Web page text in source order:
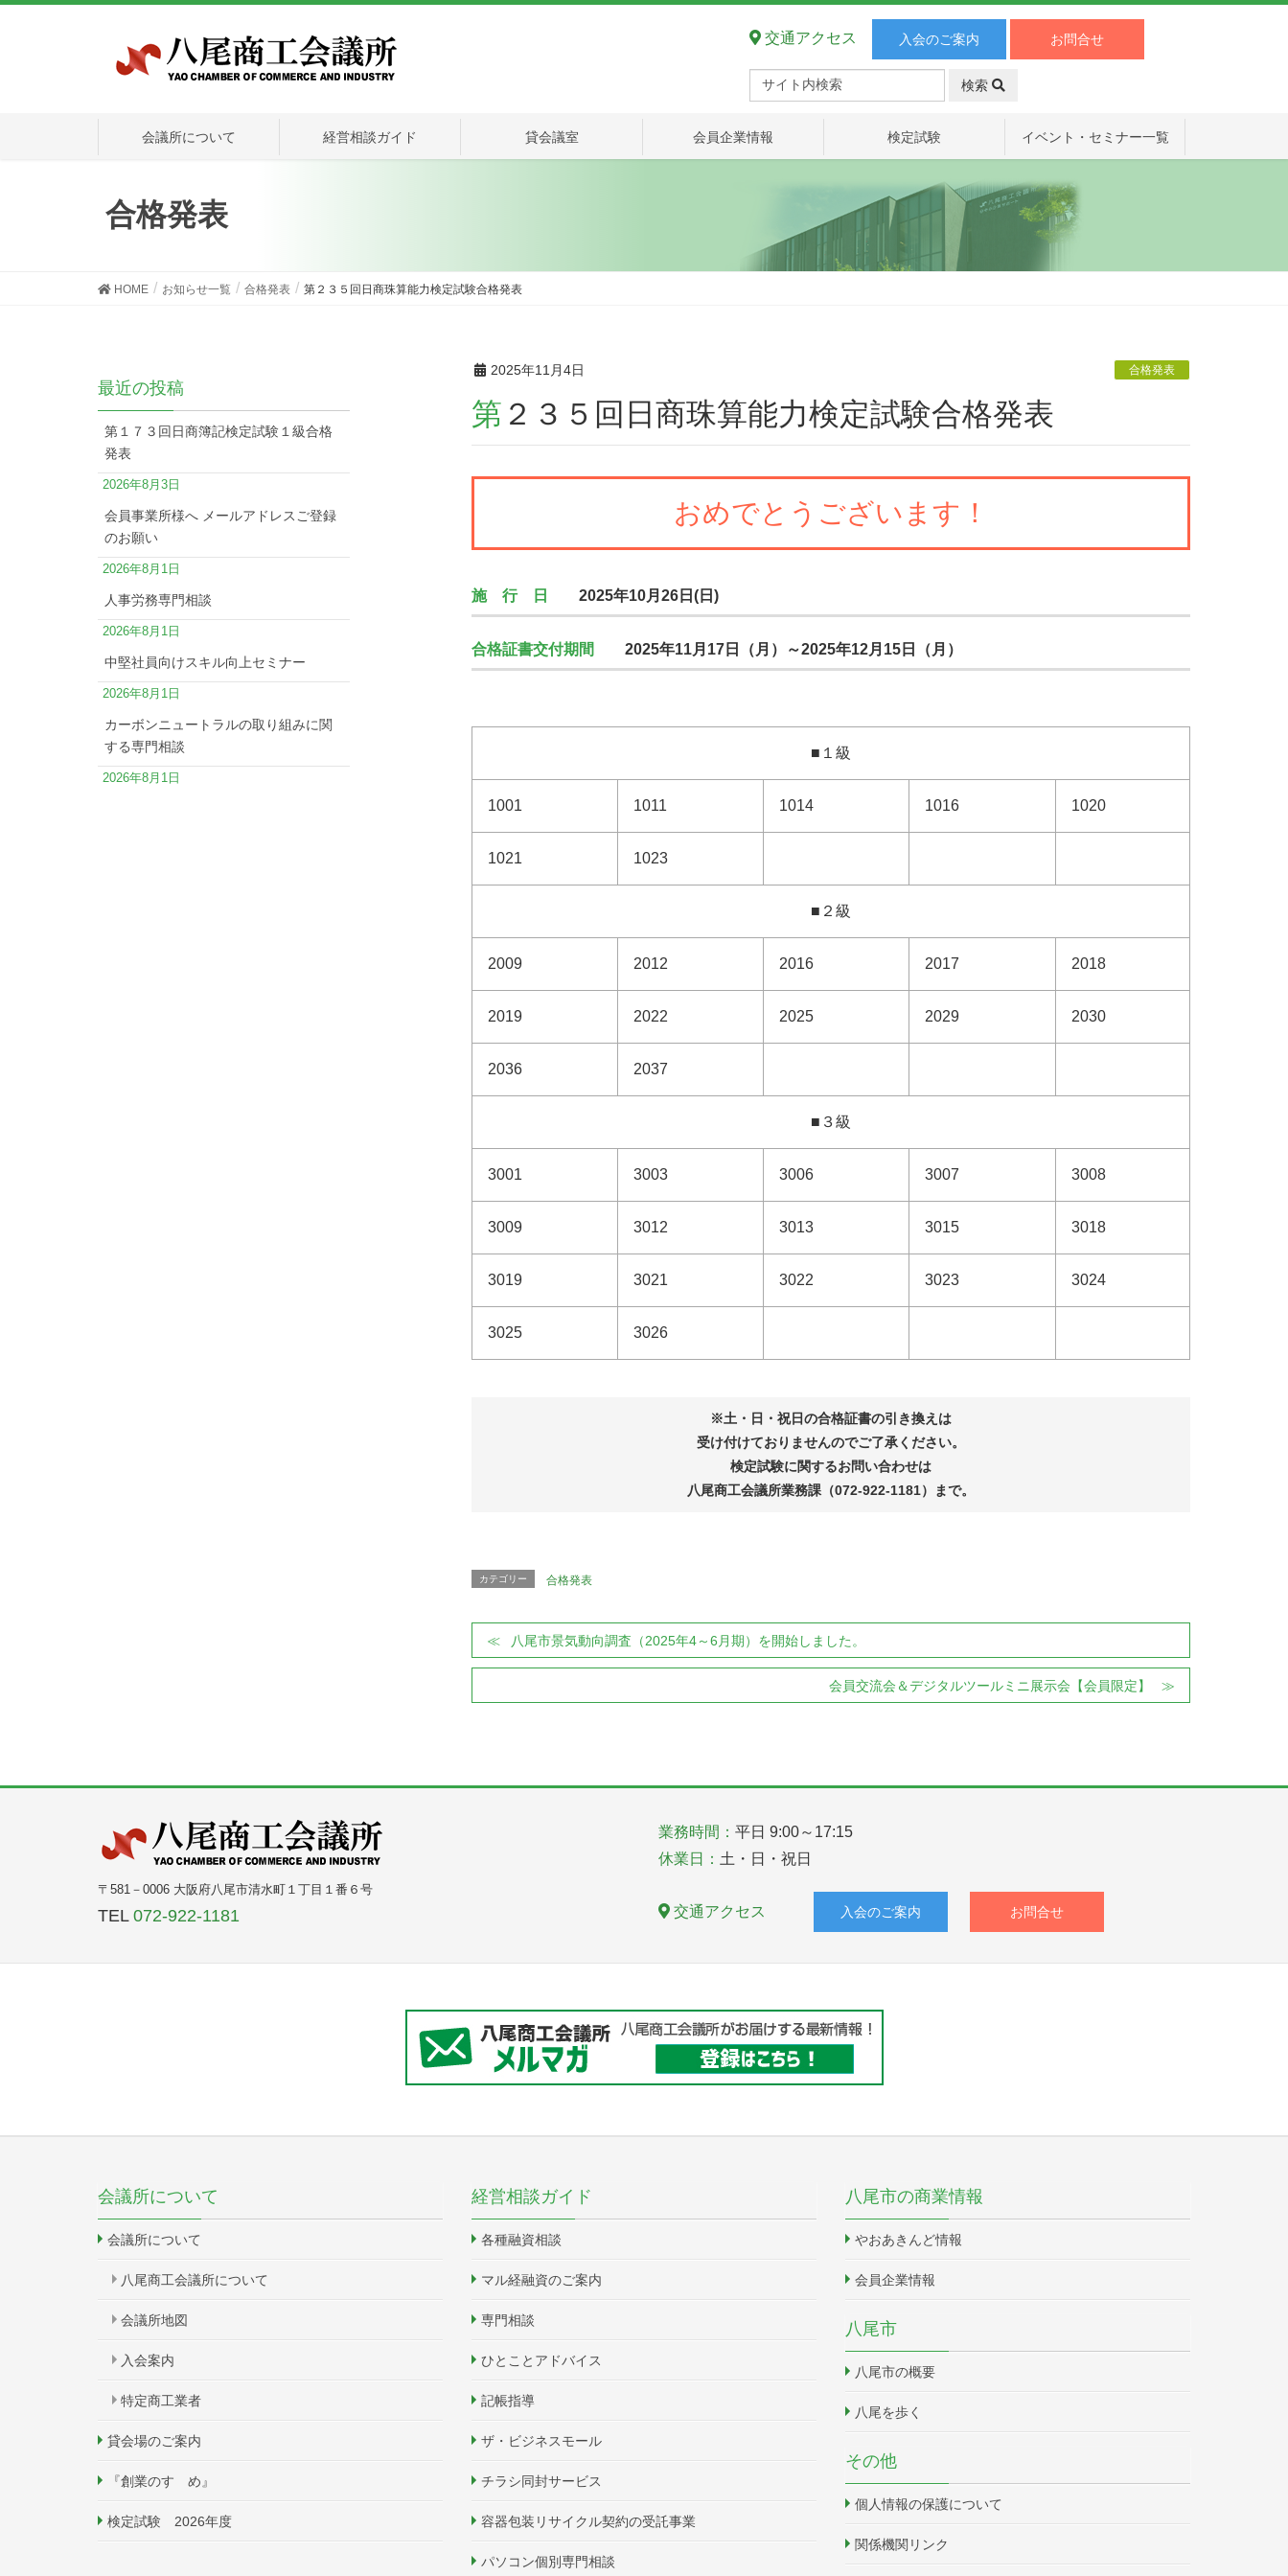
交通アクセス 入会のご案内 お問合せ
検索
会議所について 経営相談ガイド 貸会議室 会員企業情報 検定試験 イベント・セミナー一覧
合格発表
HOME お知らせ一覧 合格発表 第２３５回日商珠算能力検定試験合格発表
2025年11月4日 合格発表
第２３５回日商珠算能力検定試験合格発表
おめでとうございます！
施 行 日 2025年10月26日(日)
合格証書交付期間 2025年11月17日（月）～2025年12月15日（月）
■１級
1001 1011 1014 1016 1020
1021 1023
■２級
2009 2012 2016 2017 2018
2019 2022 2025 2029 2030
2036 2037
■３級
3001 3003 3006 3007 3008
3009 3012 3013 3015 3018
3019 3021 3022 3023 3024
3025 3026
※土・日・祝日の合格証書の引き換えは
受け付けておりませんのでご了承ください。
検定試験に関するお問い合わせは
八尾商工会議所業務課（072-922-1181）まで。
カテゴリー 合格発表
八尾市景気動向調査（2025年4～6月期）を開始しました。
会員交流会＆デジタルツールミニ展示会【会員限定】
最近の投稿
第１７３回日商簿記検定試験１級合格
発表
2026年8月3日
会員事業所様へ メールアドレスご登録
のお願い
2026年8月1日
人事労務専門相談
2026年8月1日
中堅社員向けスキル向上セミナー
2026年8月1日
カーボンニュートラルの取り組みに関
する専門相談
2026年8月1日
〒581－0006 大阪府八尾市清水町１丁目１番６号
TEL 072-922-1181
業務時間： 平日 9:00～17:15
休業日： 土・日・祝日
交通アクセス 入会のご案内 お問合せ
会議所について
会議所について
八尾商工会議所について
会議所地図
入会案内
特定商工業者
貸会場のご案内
『創業のすゝめ』
検定試験 2026年度
経営相談ガイド
各種融資相談
マル経融資のご案内
専門相談
ひとことアドバイス
記帳指導
ザ・ビジネスモール
チラシ同封サービス
容器包装リサイクル契約の受託事業
パソコン個別専門相談
八尾市の商業情報
やおあきんど情報
会員企業情報
八尾市
八尾市の概要
八尾を歩く
その他
個人情報の保護について
関係機関リンク